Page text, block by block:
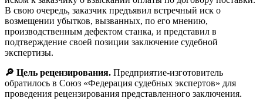
В свою очередь, заказчик предъявил встречный иск о
возмещении убытков, вызванных, по его мнению,
производственным дефектом станка, и представил в
подтверждение своей позиции заключение судебной
экспертизы.
🔎 Цель рецензирования. Предприятие-изготовитель
обратилось в Союз «Федерация судебных экспертов» для
проведения рецензирования представленного заключения.